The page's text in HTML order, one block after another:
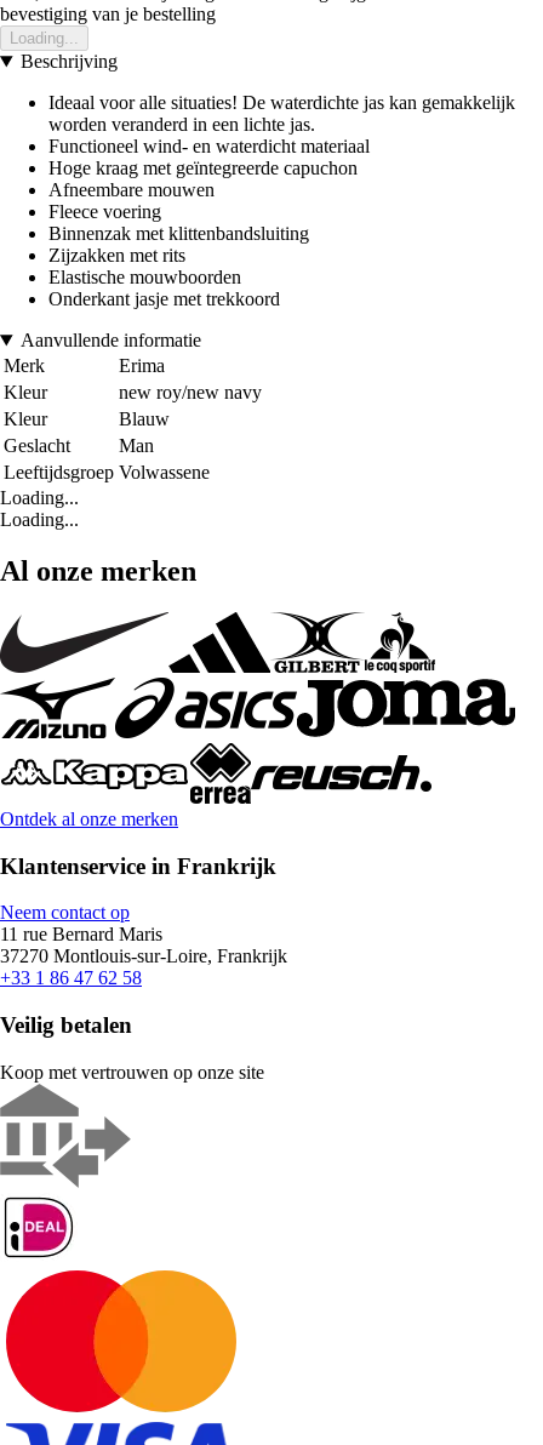
bevestiging van je bestelling
Loading...
Beschrijving
Ideaal voor alle situaties! De waterdichte jas kan gemakkelijk
worden veranderd in een lichte jas.
Functioneel wind- en waterdicht materiaal
Hoge kraag met geïntegreerde capuchon
Afneembare mouwen
Fleece voering
Binnenzak met klittenbandsluiting
Zijzakken met rits
Elastische mouwboorden
Onderkant jasje met trekkoord
Aanvullende informatie
Merk
Erima
Kleur
new roy/new navy
Kleur
Blauw
Geslacht
Man
Leeftijdsgroep Volwassene
Loading...
Loading...
Al onze merken
Ontdek al onze merken
Klantenservice in Frankrijk
Neem contact op
11 rue Bernard Maris
37270 Montlouis-sur-Loire, Frankrijk
+33 1 86 47 62 58
Veilig betalen
Koop met vertrouwen op onze site